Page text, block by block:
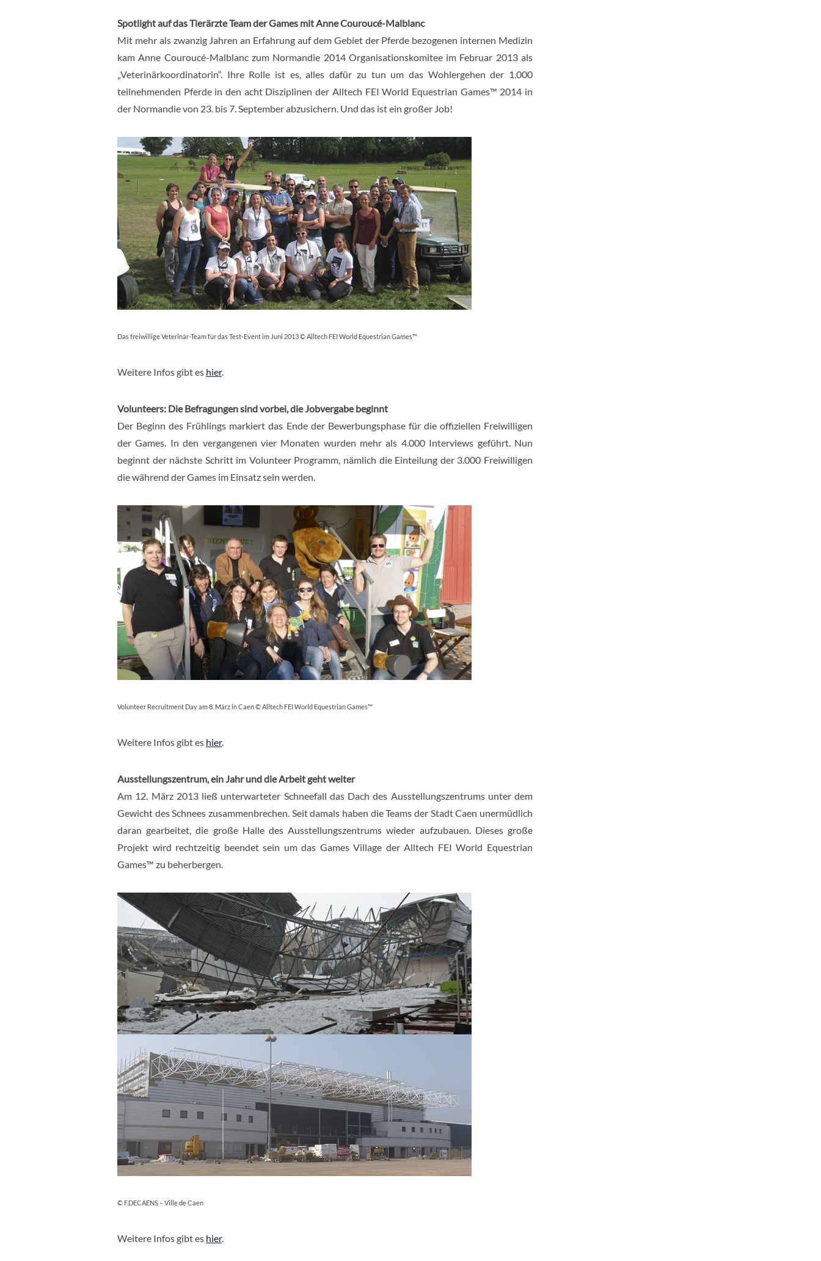
Spotlight auf das Tierärzte Team der Games mit Anne Couroucé-Malblanc
Mit mehr als zwanzig Jahren an Erfahrung auf dem Gebiet der Pferde bezogenen internen Medizin
kam Anne Couroucé-Malblanc zum Normandie 2014 Organisationskomitee im Februar 2013 als
„Veterinärkoordinatorin“. Ihre Rolle ist es, alles dafür zu tun um das Wohlergehen der 1.000
teilnehmenden Pferde in den acht Disziplinen der Alltech FEI World Equestrian Games™ 2014 in
der Normandie von 23. bis 7. September abzusichern. Und das ist ein großer Job!
Das freiwillige Veterinär-Team für das Test-Event im Juni 2013 © Alltech FEI World Equestrian Games™
Weitere Infos gibt es hier.
Volunteers: Die Befragungen sind vorbei, die Jobvergabe beginnt
Der Beginn des Frühlings markiert das Ende der Bewerbungsphase für die offiziellen Freiwilligen
der Games. In den vergangenen vier Monaten wurden mehr als 4.000 Interviews geführt. Nun
beginnt der nächste Schritt im Volunteer Programm, nämlich die Einteilung der 3.000 Freiwilligen
die während der Games im Einsatz sein werden.
Volunteer Recruitment Day am 8. März in Caen © Alltech FEI World Equestrian Games™
Weitere Infos gibt es hier.
Ausstellungszentrum, ein Jahr und die Arbeit geht weiter
Am 12. März 2013 ließ unterwarteter Schneefall das Dach des Ausstellungszentrums unter dem
Gewicht des Schnees zusammenbrechen. Seit damals haben die Teams der Stadt Caen unermüdlich
daran gearbeitet, die große Halle des Ausstellungszentrums wieder aufzubauen. Dieses große
Projekt wird rechtzeitig beendet sein um das Games Village der Alltech FEI World Equestrian
Games™ zu beherbergen.
© F.DECAENS – Ville de Caen
Weitere Infos gibt es hier.